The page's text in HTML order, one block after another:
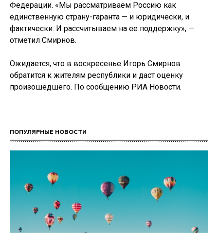
Федерации. «Мы рассматриваем Россию как
единственную страну-гаранта — и юридически, и
фактически. И рассчитываем на ее поддержку», —
отметил Смирнов.
Ожидается, что в воскресенье Игорь Смирнов
обратится к жителям республики и даст оценку
произошедшего. По сообщению РИА Новости.
ПОПУЛЯРНЫЕ НОВОСТИ